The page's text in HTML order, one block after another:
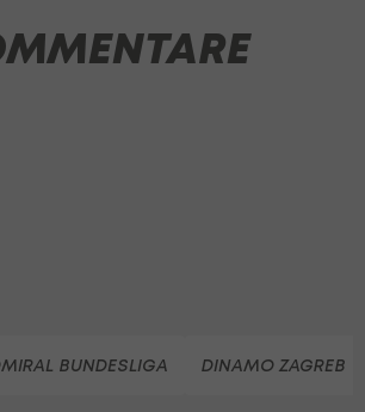
BUNDESLIGA DINAMO ZAGREB